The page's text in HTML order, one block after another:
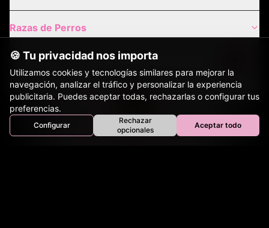
Inicio Perros Tienda Bovinos Aves
Razas de Perros
Gatos de Raza
Envíos Nacionales
Envíos Internacionales
🍪 Tu privacidad nos importa
Utilizamos cookies y tecnologías similares para mejorar la
navegación, analizar el tráfico y personalizar la experiencia
publicitaria. Puedes aceptar todas, rechazarlas o configurar tus
preferencias.
Configurar
Rechazar
opcionales
Aceptar todo